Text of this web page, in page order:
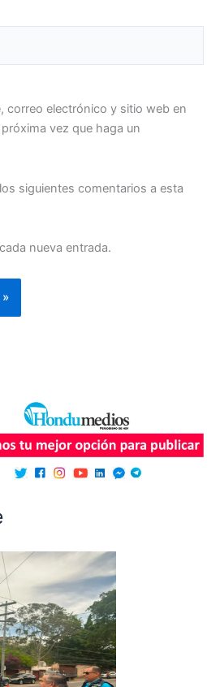
correo electrónico y sitio web en
vez que haga un
siguientes comentarios a esta
nueva entrada.